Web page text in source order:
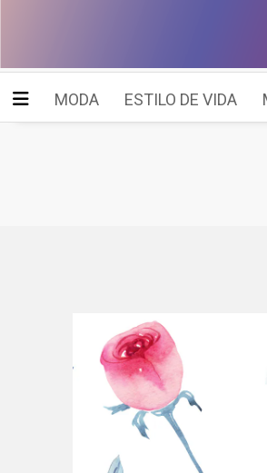
MODA ESTILO DE VIDA